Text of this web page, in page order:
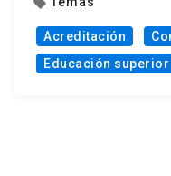
local_offer
Acreditación
Educación superior